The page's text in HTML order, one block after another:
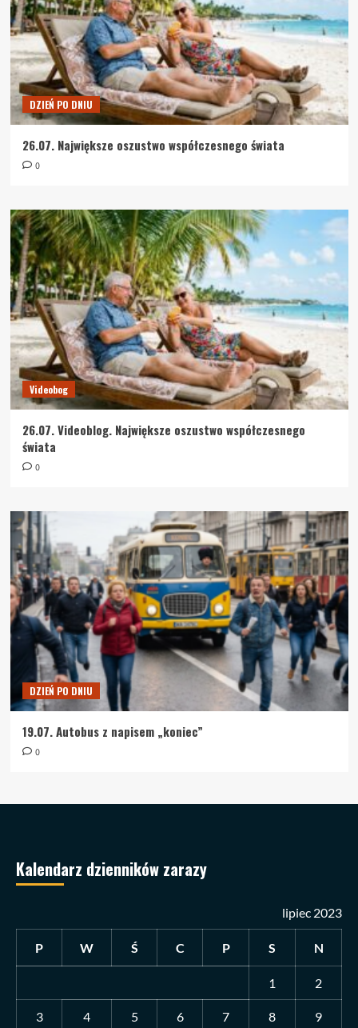
DZIEŃ PO DNIU
26.07. Największe oszustwo współczesnego świata
0
Videobog
26.07. Videoblog. Największe oszustwo współczesnego
świata
0
DZIEŃ PO DNIU
19.07. Autobus z napisem „koniec”
0
Kalendarz dzienników zarazy
lipiec 2023
P W Ś C P S N
1 2
3 4 5 6 7 8 9